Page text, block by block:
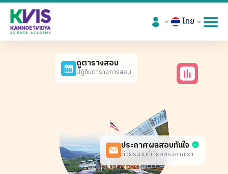
ไทย
ดูตารางสอบ
ปฏิทินตารางการสอบ
ประกาศผลสอบทันใจ
ด้วยระบบที่เที่ยงตรงจากเรา